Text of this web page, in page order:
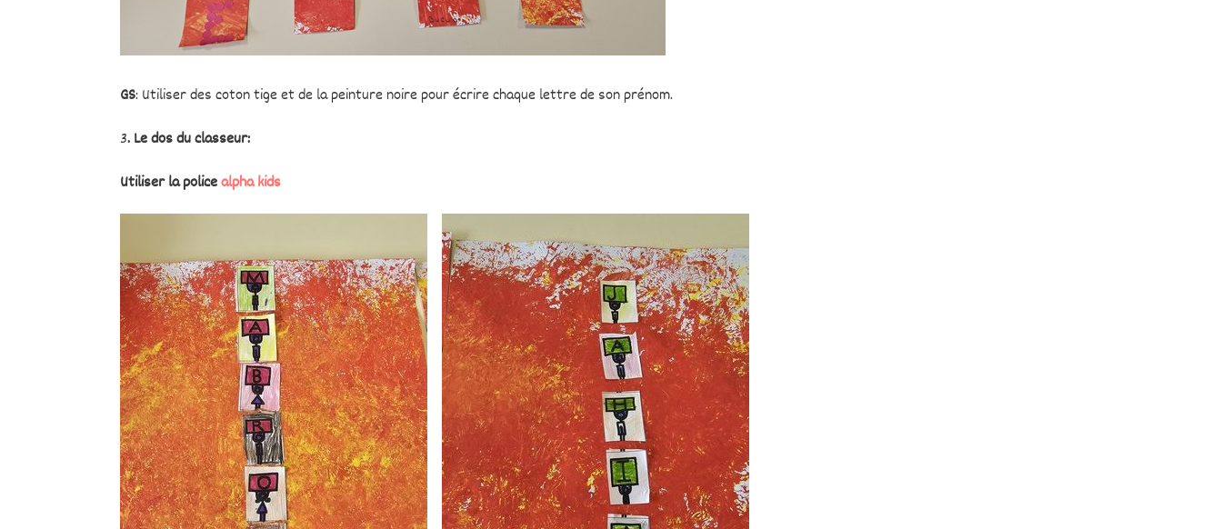
GS: Utiliser des coton tige et de la peinture noire pour écrire chaque lettre de son prénom.
3. Le dos du classeur:
Utiliser la policealpha kids